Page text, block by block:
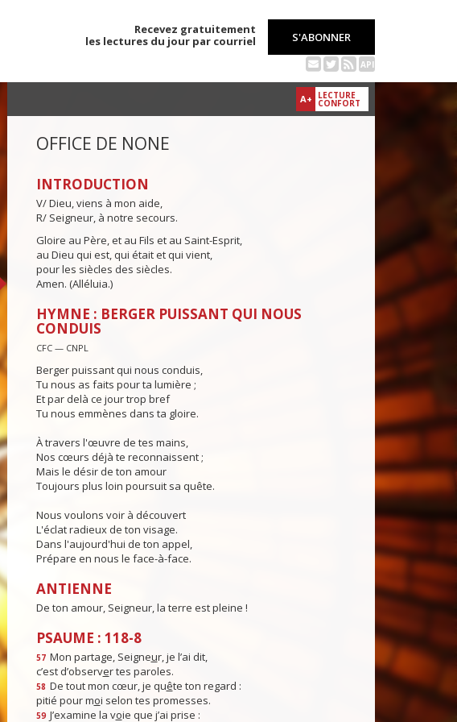
Recevez gratuitement
les lectures du jour par courriel
S'ABONNER
API
A+ LECTURE
CONFORT
OFFICE DE NONE
INTRODUCTION
V/ Dieu, viens à mon aide,
R/ Seigneur, à notre secours.
Gloire au Père, et au Fils et au Saint-Esprit,
au Dieu qui est, qui était et qui vient,
pour les siècles des siècles.
Amen. (Alléluia.)
HYMNE : BERGER PUISSANT QUI NOUS
CONDUIS
CFC — CNPL
Berger puissant qui nous conduis,
Tu nous as faits pour ta lumière ;
Et par delà ce jour trop bref
Tu nous emmènes dans ta gloire.
À travers l'œuvre de tes mains,
Nos cœurs déjà te reconnaissent ;
Mais le désir de ton amour
Toujours plus loin poursuit sa quête.
Nous voulons voir à découvert
L'éclat radieux de ton visage.
Dans l'aujourd'hui de ton appel,
Prépare en nous le face-à-face.
ANTIENNE
De ton amour, Seigneur, la terre est pleine !
PSAUME : 118-8
57 Mon partage, Seigneur, je l’ai dit,
c’est d’observer tes paroles.
58 De tout mon cœur, je quête ton regard :
pitié pour moi selon tes promesses.
59 J’examine la voie que j’ai prise :